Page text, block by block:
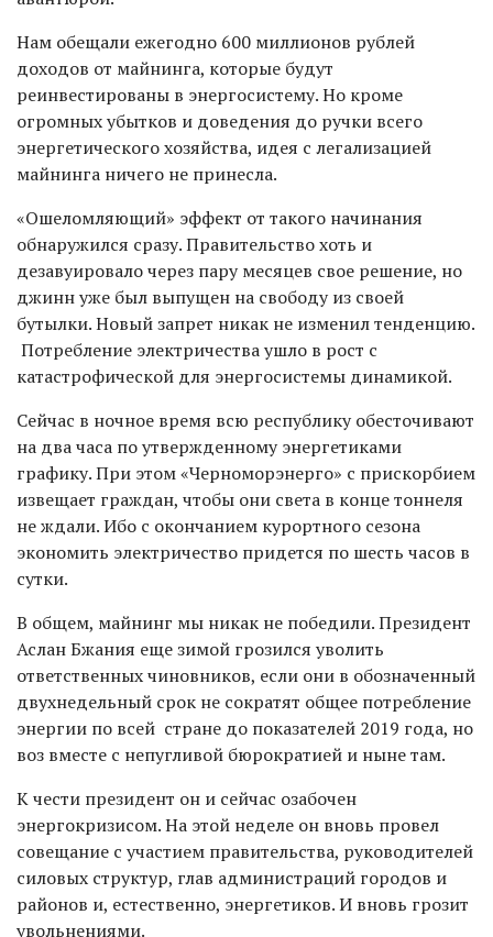
Нам обещали ежегодно 600 миллионов рублей
доходов от майнинга, которые будут
реинвестированы в энергосистему. Но кроме
огромных убытков и доведения до ручки всего
энергетического хозяйства, идея с легализацией
майнинга ничего не принесла.
«Ошеломляющий» эффект от такого начинания
обнаружился сразу. Правительство хоть и
дезавуировало через пару месяцев свое решение, но
джинн уже был выпущен на свободу из своей
бутылки. Новый запрет никак не изменил тенденцию.
Потребление электричества ушло в рост с
катастрофической для энергосистемы динамикой.
Сейчас в ночное время всю республику обесточивают
на два часа по утвержденному энергетиками
графику. При этом «Черноморэнерго» с прискорбием
извещает граждан, чтобы они света в конце тоннеля
не ждали. Ибо с окончанием курортного сезона
экономить электричество придется по шесть часов в
сутки.
В общем, майнинг мы никак не победили. Президент
Аслан Бжания еще зимой грозился уволить
ответственных чиновников, если они в обозначенный
двухнедельный срок не сократят общее потребление
энергии по всей стране до показателей 2019 года, но
воз вместе с непугливой бюрократией и ныне там.
К чести президент он и сейчас озабочен
энергокризисом. На этой неделе он вновь провел
совещание с участием правительства, руководителей
силовых структур, глав администраций городов и
районов и, естественно, энергетиков. И вновь грозит
увольнениями.